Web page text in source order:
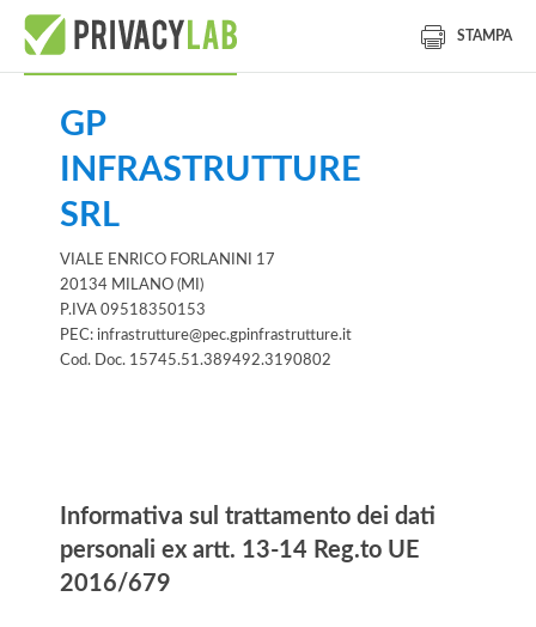
STAMPA
GP
INFRASTRUTTURE
SRL
VIALE ENRICO FORLANINI 17
20134 MILANO (MI)
P.IVA 09518350153
PEC: infrastrutture@pec.gpinfrastrutture.it
Cod. Doc. 15745.51.389492.3190802
Informativa sul trattamento dei dati
personali ex artt. 13-14 Reg.to UE
2016/679